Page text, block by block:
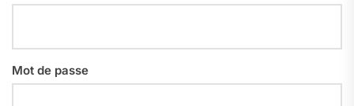
Mot de passe